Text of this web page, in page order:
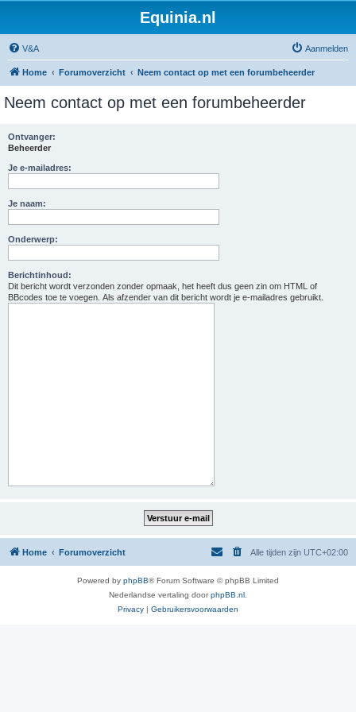
Equinia.nl
V&A Aanmelden
Home Forumoverzicht Neem contact op met een forumbeheerder
Neem contact op met een forumbeheerder
Ontvanger:
Beheerder
Je e-mailadres:
Je naam:
Onderwerp:
Berichtinhoud:
Dit bericht wordt verzonden zonder opmaak, het heeft dus geen zin om HTML of
BBcodes toe te voegen. Als afzender van dit bericht wordt je e-mailadres gebruikt.
Home Forumoverzicht Alle tijden zijn UTC+02:00
Powered by phpBB® Forum Software © phpBB Limited
Nederlandse vertaling doorphpBB.nl
Privacy | Gebruikersvoorwaarden